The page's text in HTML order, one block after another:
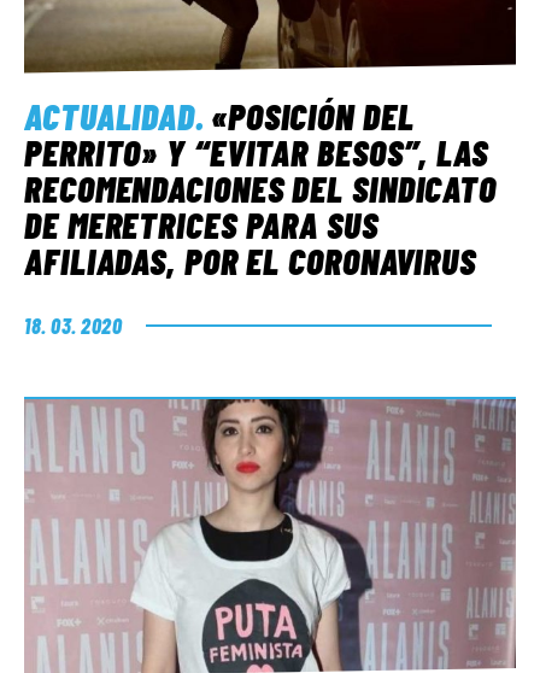
ACTUALIDAD. «POSICIÓN DEL
PERRITO» Y “EVITAR BESOS”, LAS
RECOMENDACIONES DEL SINDICATO
DE MERETRICES PARA SUS
AFILIADAS, POR EL CORONAVIRUS
18. 03. 2020